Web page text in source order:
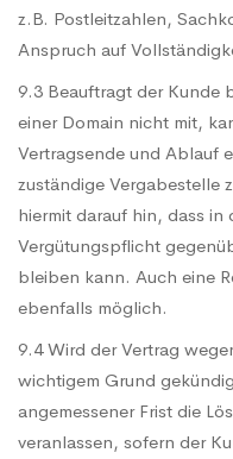
z.B. Postleitzahlen,
Anspruch auf
9.3 Beauftragt der Kunde
einer Domain nicht mit,
Vertragsende und Ablauf
zuständige Vergabestelle
hiermit darauf hin, dass in
Vergütungspflicht
bleiben kann. Auch eine
ebenfalls möglich.
9.4 Wird der Vertrag
wichtigem Grund
angemessener Frist die
veranlassen, sofern der